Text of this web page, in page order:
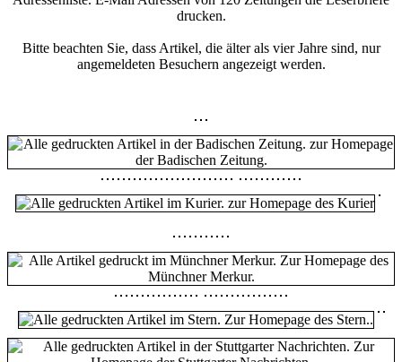
drucken.
Bitte beachten Sie, dass Artikel, die älter als vier Jahre sind, nur
angemeldeten Besuchern angezeigt werden.